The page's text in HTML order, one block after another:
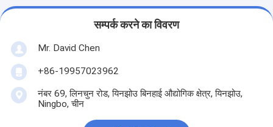
सम्पर्क करने का विवरण
Mr. David Chen
+86-19957023962
नंबर 69, लिनचुन रोड, यिनझोउ बिनहाई औद्योगिक क्षेत्र, यिनझोउ,
Ningbo, चीन